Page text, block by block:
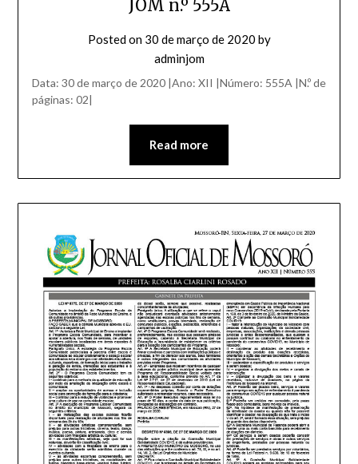
JOM n.º 555A
Posted on 30 de março de 2020 by
adminjom
Data: 30 de março de 2020 |Ano: XII |Número: 555A |N.º de
páginas: 02|
Read more